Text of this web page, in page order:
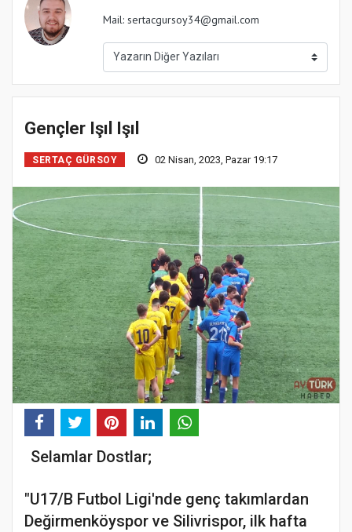
Mail: sertacgursoy34@gmail.com
Gençler Işıl Işıl
SERTAÇ GÜRSOY 02 Nisan, 2023, Pazar 19:17
Selamlar Dostlar;
"U17/B Futbol Ligi'nde genç takımlardan
Değirmenköyspor ve Silivrispor, ilk hafta